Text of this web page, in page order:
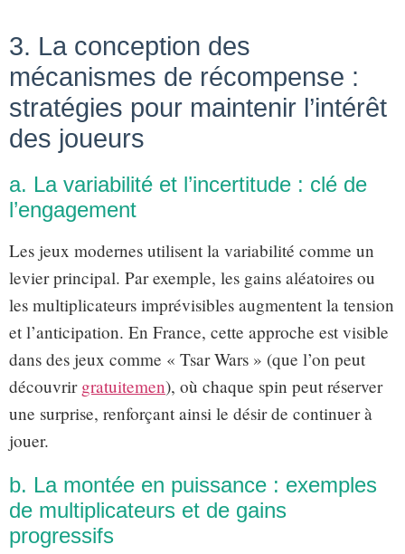
3. La conception des
mécanismes de récompense :
stratégies pour maintenir l’intérêt
des joueurs
a. La variabilité et l’incertitude : clé de
l’engagement
Les jeux modernes utilisent la variabilité comme un
levier principal. Par exemple, les gains aléatoires ou
les multiplicateurs imprévisibles augmentent la tension
et l’anticipation. En France, cette approche est visible
dans des jeux comme « Tsar Wars » (que l’on peut
découvrir gratuitemen), où chaque spin peut réserver
une surprise, renforçant ainsi le désir de continuer à
jouer.
b. La montée en puissance : exemples
de multiplicateurs et de gains
progressifs